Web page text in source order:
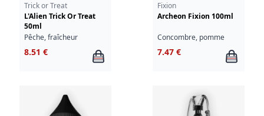
Trick or Treat
L'Alien Trick Or Treat
50ml
Pêche, fraîcheur
8.51 €
Fixion
Archeon Fixion 100ml
Concombre, pomme
7.47 €